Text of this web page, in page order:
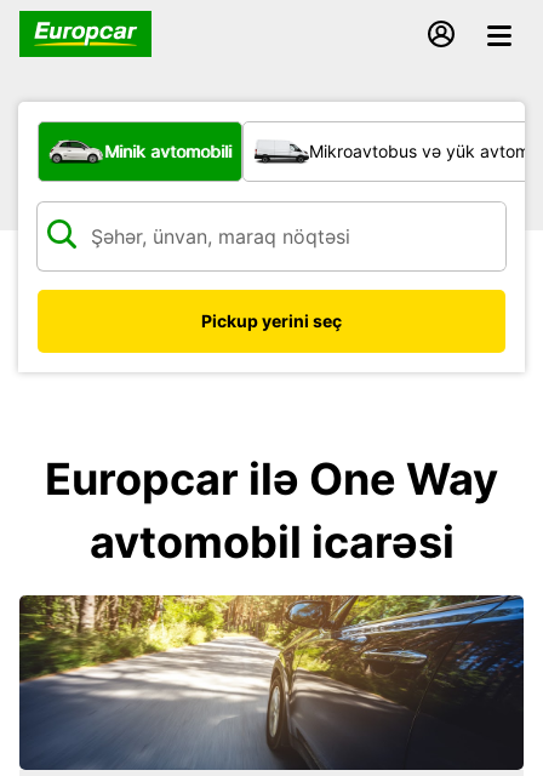
Hansı növ nəqliyyat vasitəsi?
Minik avtomobili Mikroavtobus və yük
Pickup yerini seç
Europcar ilə One Way
avtomobil icarəsi